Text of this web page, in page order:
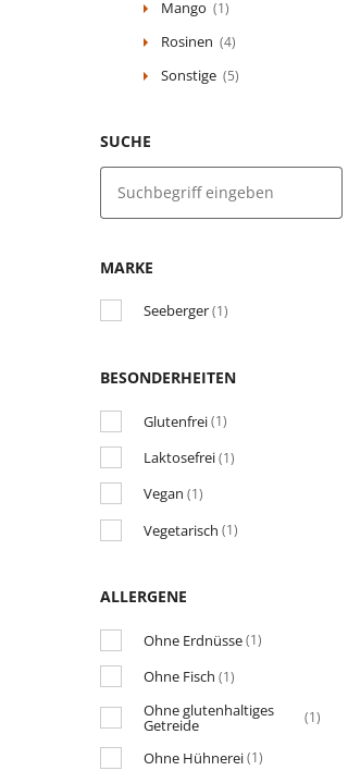
Mango (1)
Rosinen (4)
Sonstige (5)
SUCHE
MARKE
Seeberger(1)
BESONDERHEITEN
Glutenfrei(1)
Laktosefrei(1)
Vegan (1)
Vegetarisch (1)
ALLERGENE
Ohne Erdnüsse(1)
Ohne Fisch (1)
Ohne glutenhaltiges
Getreide (1)
Ohne Hühnerei(1)